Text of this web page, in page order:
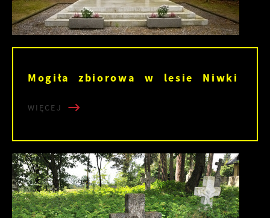
Mogiła zbiorowa w lesie Niwki
WIĘCEJ